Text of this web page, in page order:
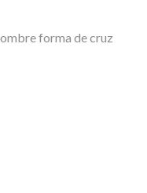
forma de cruz